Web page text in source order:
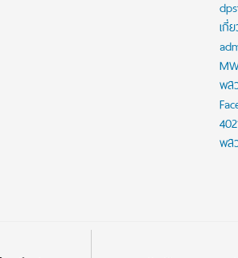
เกี่
พส
พส